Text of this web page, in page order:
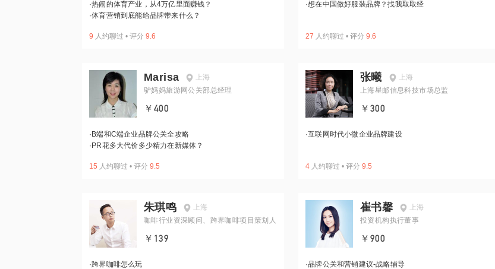
·热闹的体育产业，从4万亿里面赚钱？
·体育营销到底能给品牌带来什么？
9 人约聊过 • 评分 9.6
·想在中国做好服装品牌？找我取取经
27 人约聊过 • 评分 9.6
Marisa
上海
驴妈妈旅游网公关部总经理
￥400
· B端和C端企业品牌公关全攻略
· PR花多大代价多少精力在新媒体？
15 人约聊过 • 评分 9.5
张曦
上海
上海星邮信息科技市场总监
￥300
·互联网时代小微企业品牌建设
4 人约聊过 • 评分 9.5
朱琪鸣
上海
咖啡行业资深顾问、跨界咖啡项目策划人
￥139
·跨界咖啡怎么玩
崔书馨
上海
投资机构执行董事
￥900
·品牌公关和营销建议-战略辅导